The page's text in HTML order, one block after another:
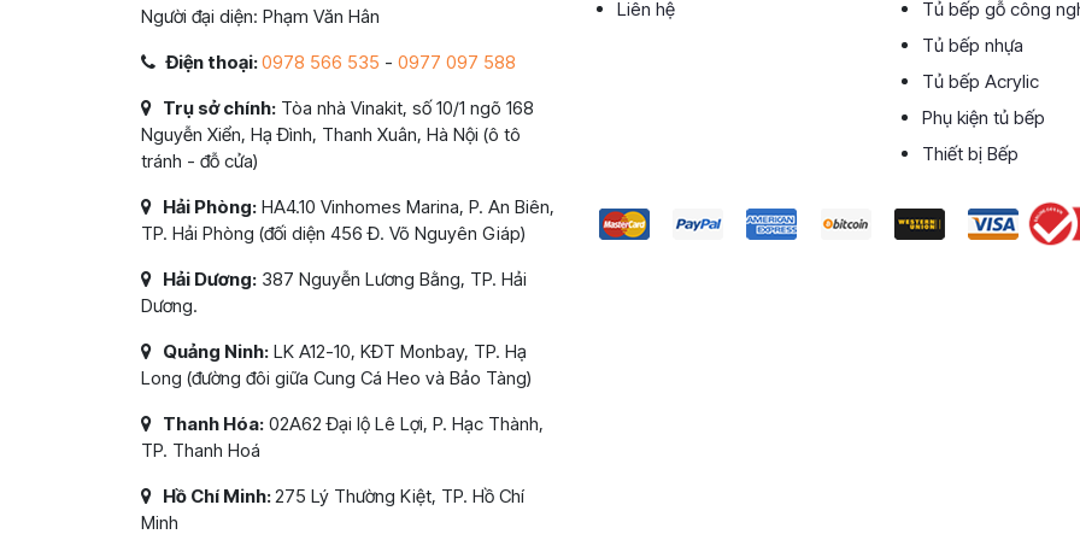
Người đại diện: Phạm Văn Hân
Điện thoại:0978 566 535 - 0977 097 588
Trụ sở chính: Tòa nhà Vinakit, số 10/1 ngõ 168
Nguyễn Xiển, Hạ Đình, Thanh Xuân, Hà Nội (ô tô
tránh - đỗ cửa)
Hải Phòng: HA4.10 Vinhomes Marina, P. An Biên,
TP. Hải Phòng (đối diện 456 Đ. Võ Nguyên Giáp)
Hải Dương: 387 Nguyễn Lương Bằng, TP. Hải
Dương.
Quảng Ninh: LK A12-10, KĐT Monbay, TP. Hạ
Long (đường đôi giữa Cung Cá Heo và Bảo Tàng)
Thanh Hóa: 02A62 Đại lộ Lê Lợi, P. Hạc Thành,
TP. Thanh Hoá
Hồ Chí Minh:275 Lý Thường Kiệt, TP. Hồ Chí
Minh
Liên hệ
Tủ bếp gỗ công
Tủ bếp nhựa
Tủ bếp Acrylic
Phụ kiện tủ bếp
Thiết bị Bếp